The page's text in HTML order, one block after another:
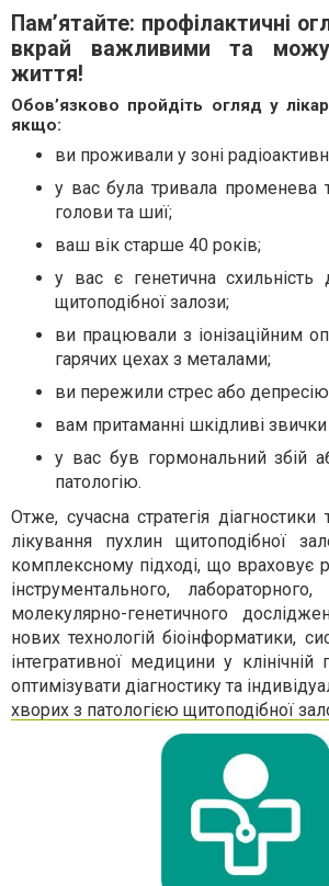
Пам’ятайте: профілактичні
вкрай важливими та
життя!
Обов’язково пройдіть огляд у
якщо:
ви проживали у зоні
у вас була тривала променева
голови та шиї;
ваш вік старше 40 років;
у вас є генетична схильність
щитоподібної залози;
ви працювали з іонізаційним
гарячих цехах з металами;
ви пережили стрес або
вам притаманні шкідливі звички
у вас був гормональний збій
патологію.
Отже, сучасна стратегія
лікування пухлин щитоподібної
комплексному підході, що враховує
інструментального,
молекулярно-генетичного
нових технологій біоінформатики,
інтегративної медицини у клінічній
оптимізувати діагностику та
хворих з патологією щитоподібної